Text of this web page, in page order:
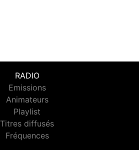
RADIO
Emissions
Animateurs
Playlist
Titres diffusés
Fréquences